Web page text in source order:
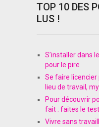
TOP 10 DES
LUS !
S’installer dans
pour le pire
Se faire licencier
lieu de travail,
Pour découvrir
fait : faites le
Vivre sans